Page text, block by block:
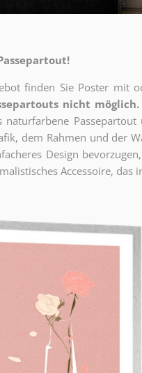
finden Sie Poster mit
nicht möglich.
naturfarbene
dem Rahmen und der
Design
Accessoire, das